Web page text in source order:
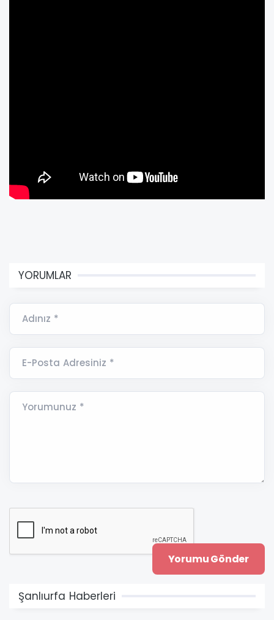
YORUMLAR
Adınız *
E-Posta Adresiniz *
Yorumunuz *
Şanlıurfa Haberleri